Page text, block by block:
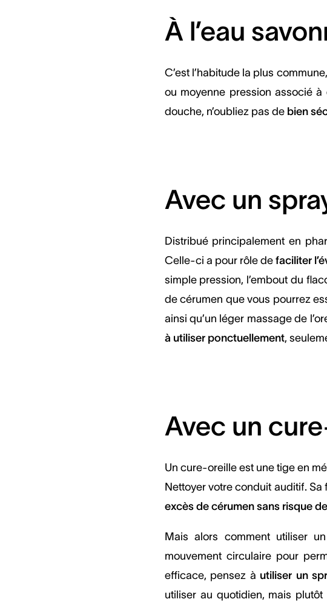
À l’eau
C’est l’habitude la plus
ou moyenne pression associé
douche, n’oubliez pas de bien
Avec un
Distribué principalement en
Celle-ci a pour rôle de faciliter
simple pression, l’embout du
de cérumen que vous pourrez
ainsi qu’un léger massage de
à utiliser ponctuellement,
Avec un
Un cure-oreille est une tige en
Nettoyer votre conduit auditif.
excès de cérumen sans risque
Mais alors comment utiliser
mouvement circulaire pour
efficace, pensez à utiliser un
utiliser au quotidien, mais plutôt